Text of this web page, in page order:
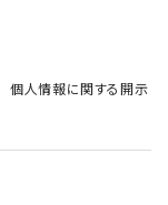
個人情報に関する開示